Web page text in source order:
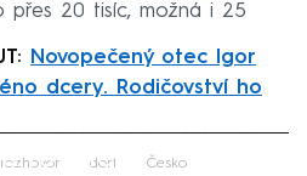
přes 20 tisíc, možná i 25
Novopečený otec Igor
dcery. Rodičovství ho
to fetch
rozhovor dort Česko